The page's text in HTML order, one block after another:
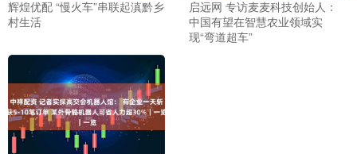
辉煌优配 “慢火车”串联起滇黔乡
村生活
启远网 专访麦麦科技创始人：
中国有望在智慧农业领域实
现“弯道超车”